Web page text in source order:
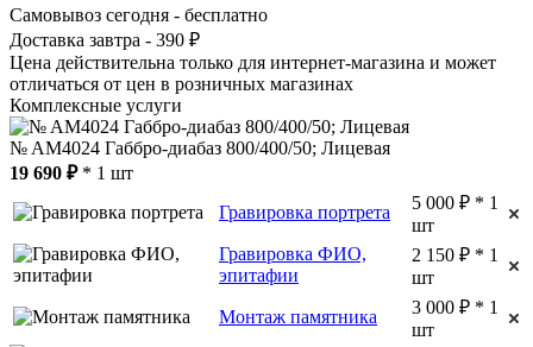
Самовывоз сегодня - бесплатно
Доставка завтра - 390 ₽
Цена действительна только для интернет-магазина и может
отличаться от цен в розничных магазинах
Комплексные услуги
№ AM4024 Габбро-диабаз 800/400/50; Лицевая
19 690 ₽* 1 шт
Гравировка портрета
5 000 ₽ * 1
шт
Гравировка ФИО,
эпитафии
2 150 ₽ * 1
шт
Монтаж памятника
3 000 ₽ * 1
шт